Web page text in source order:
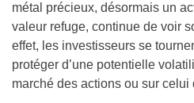
métal précieux, désormais un
valeur refuge, continue de voir
effet, les investisseurs se
protéger d’une potentielle
marché des actions ou sur celui